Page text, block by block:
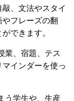
、文法やスタイ
フレーズの翻
できます。
業、宿題、テス
インダーを使っ
う学生や、生産